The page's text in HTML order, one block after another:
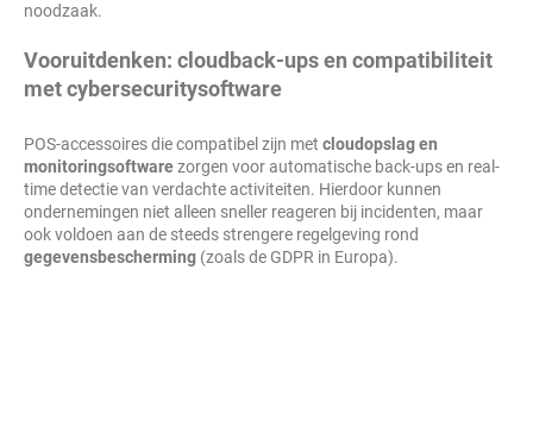
noodzaak.
Vooruitdenken: cloudback-ups en compatibiliteit
met cybersecuritysoftware
POS-accessoires die compatibel zijn met cloudopslag en
monitoringsoftwarezorgen voor automatische back-ups en real-
time detectie van verdachte activiteiten. Hierdoor kunnen
ondernemingen niet alleen sneller reageren bij incidenten, maar
ook voldoen aan de steeds strengere regelgeving rond
gegevensbescherming (zoals de GDPR in Europa).